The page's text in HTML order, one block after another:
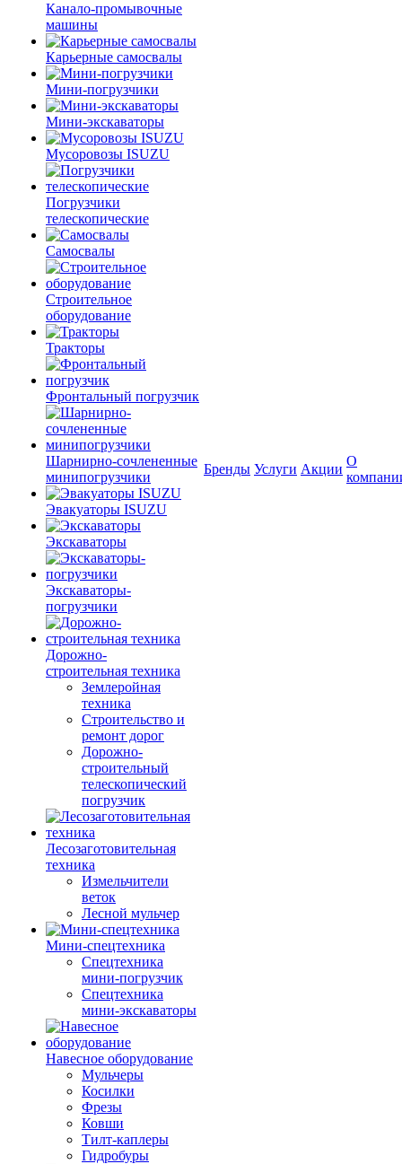
Канало-промывочные
машины
Карьерные самосвалы
Мини-погрузчики
Мини-экскаваторы
Мусоровозы ISUZU
Погрузчики
телескопические
Самосвалы
Строительное
оборудование
Тракторы
Фронтальный погрузчик
Шарнирно-сочлененные
минипогрузчики
Эвакуаторы ISUZU
Экскаваторы
Экскаваторы-
погрузчики
Дорожно-
строительная техника
Землеройная
техника
Строительство и
ремонт дорог
Дорожно-
строительный
телескопический
погрузчик
Лесозаготовительная
техника
Измельчители
веток
Лесной мульчер
Мини-спецтехника
Спецтехника
мини-погрузчик
Спецтехника
мини-экскаваторы
Навесное оборудование
Мульчеры
Косилки
Фрезы
Ковши
Тилт-каплеры
Гидробуры
Бренды Услуги Акции
О